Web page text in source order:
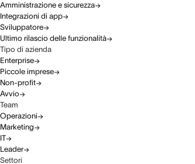
Amministrazione e sicurezza
Integrazioni di app
Sviluppatore
Ultimo rilascio delle funzionalità
Tipo di azienda
Enterprise
Piccole imprese
Non-profit
Avvio
Team
Operazioni
Marketing
IT
Leader
Settori